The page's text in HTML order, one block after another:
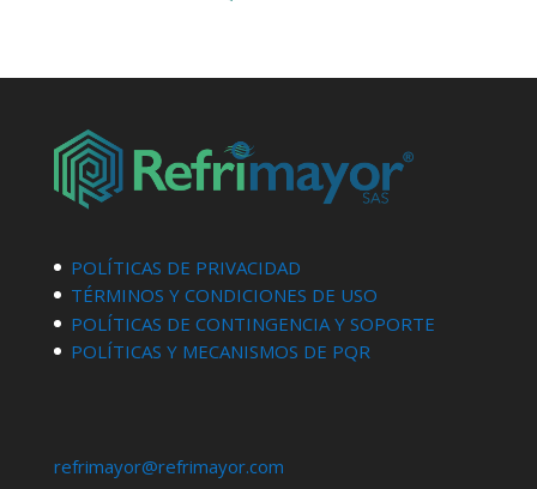
POLÍTICAS DE PRIVACIDAD
TÉRMINOS Y CONDICIONES DE USO
POLÍTICAS DE CONTINGENCIA Y SOPORTE
POLÍTICAS Y MECANISMOS DE PQR
refrimayor@refrimayor.com